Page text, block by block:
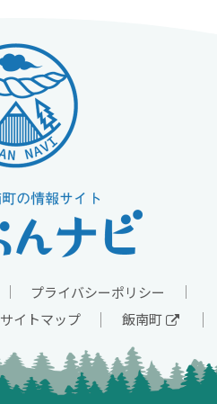
プライバシーポリシー
サイトマップ 飯南町